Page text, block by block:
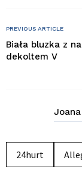
PREVIOUS ARTICLE
Biała bluzka z
dekoltem V
Joana
24hurt